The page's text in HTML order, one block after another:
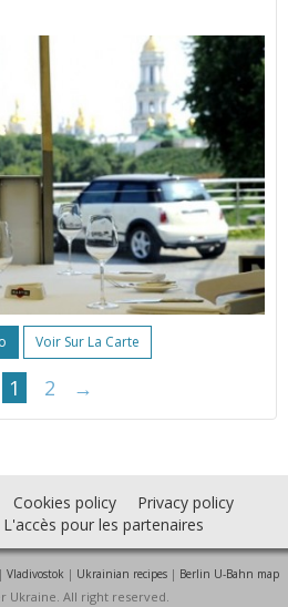
Voir Sur La Carte
1 2 →
Cookies policy
Privacy policy
L'accès pour les partenaires
Vladivostok | Ukrainian recipes| Berlin U-Bahn map
Ukraine. All right reserved.